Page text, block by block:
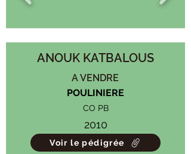
ANOUK KATBALOUS
A VENDRE
POULINIERE
CO PB
2010
Voir le pédigrée